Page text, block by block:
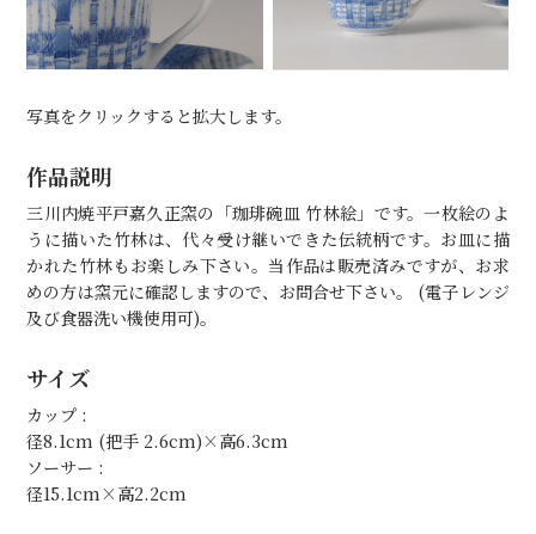
写真をクリックすると拡大します。
作品説明
三川内焼平戸嘉久正窯の「珈琲碗皿 竹林絵」です。一枚絵のよ
うに描いた竹林は、代々受け継いできた伝統柄です。お皿に描
かれた竹林もお楽しみ下さい。当作品は販売済みですが、お求
めの方は窯元に確認しますので、お問合せ下さい。 (電子レンジ
及び食器洗い機使用可)。
サイズ
カップ :
径8.1cm (把手 2.6cm)×高6.3cm
ソーサー :
径15.1cm×高2.2cm